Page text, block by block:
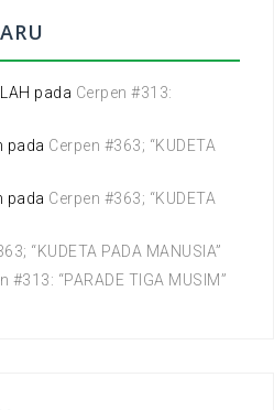
pada Cerpen #313:
pada Cerpen #363; “KUDETA
pada Cerpen #363; “KUDETA
“KUDETA PADA MANUSIA”
#313: “PARADE TIGA MUSIM”